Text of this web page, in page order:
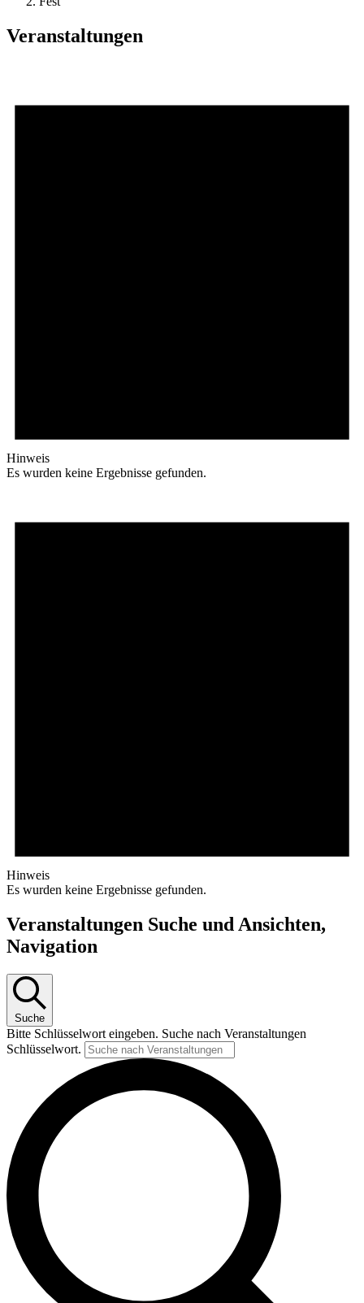
Veranstaltungen
Hinweis
Es wurden keine Ergebnisse gefunden.
Hinweis
Es wurden keine Ergebnisse gefunden.
Veranstaltungen Suche und Ansichten,
Navigation
Suche
Bitte Schlüsselwort eingeben. Suche nach Veranstaltungen
Schlüsselwort.